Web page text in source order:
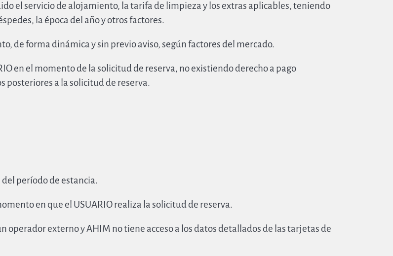
el servicio de alojamiento, la tarifa de limpieza y los extras aplicables, teniendo
la época del año y otros factores.
de forma dinámica y sin previo aviso, según factores del mercado.
en el momento de la solicitud de reserva, no existiendo derecho a pago
posteriores a la solicitud de reserva.
del período de estancia.
en que el USUARIO realiza la solicitud de reserva.
operador externo y AHIM no tiene acceso a los datos detallados de las tarjetas de